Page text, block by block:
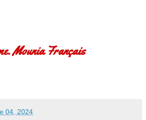
Mounia Français
04, 2024